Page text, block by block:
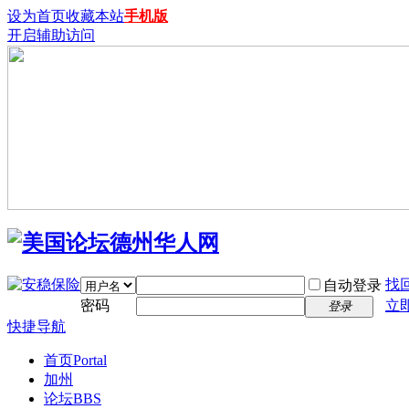
设为首页收藏本站手机版
开启辅助访问
自动登录 找
密码
登录
立
快捷导航
首页Portal
加州
论坛BBS